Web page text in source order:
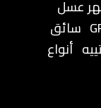
عسل
سائق
أنواع